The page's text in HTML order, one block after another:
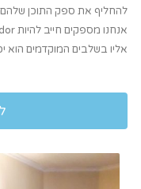
להחליף את ספק התוכן שלהם
אליו בשלבים המוקדמים הוא